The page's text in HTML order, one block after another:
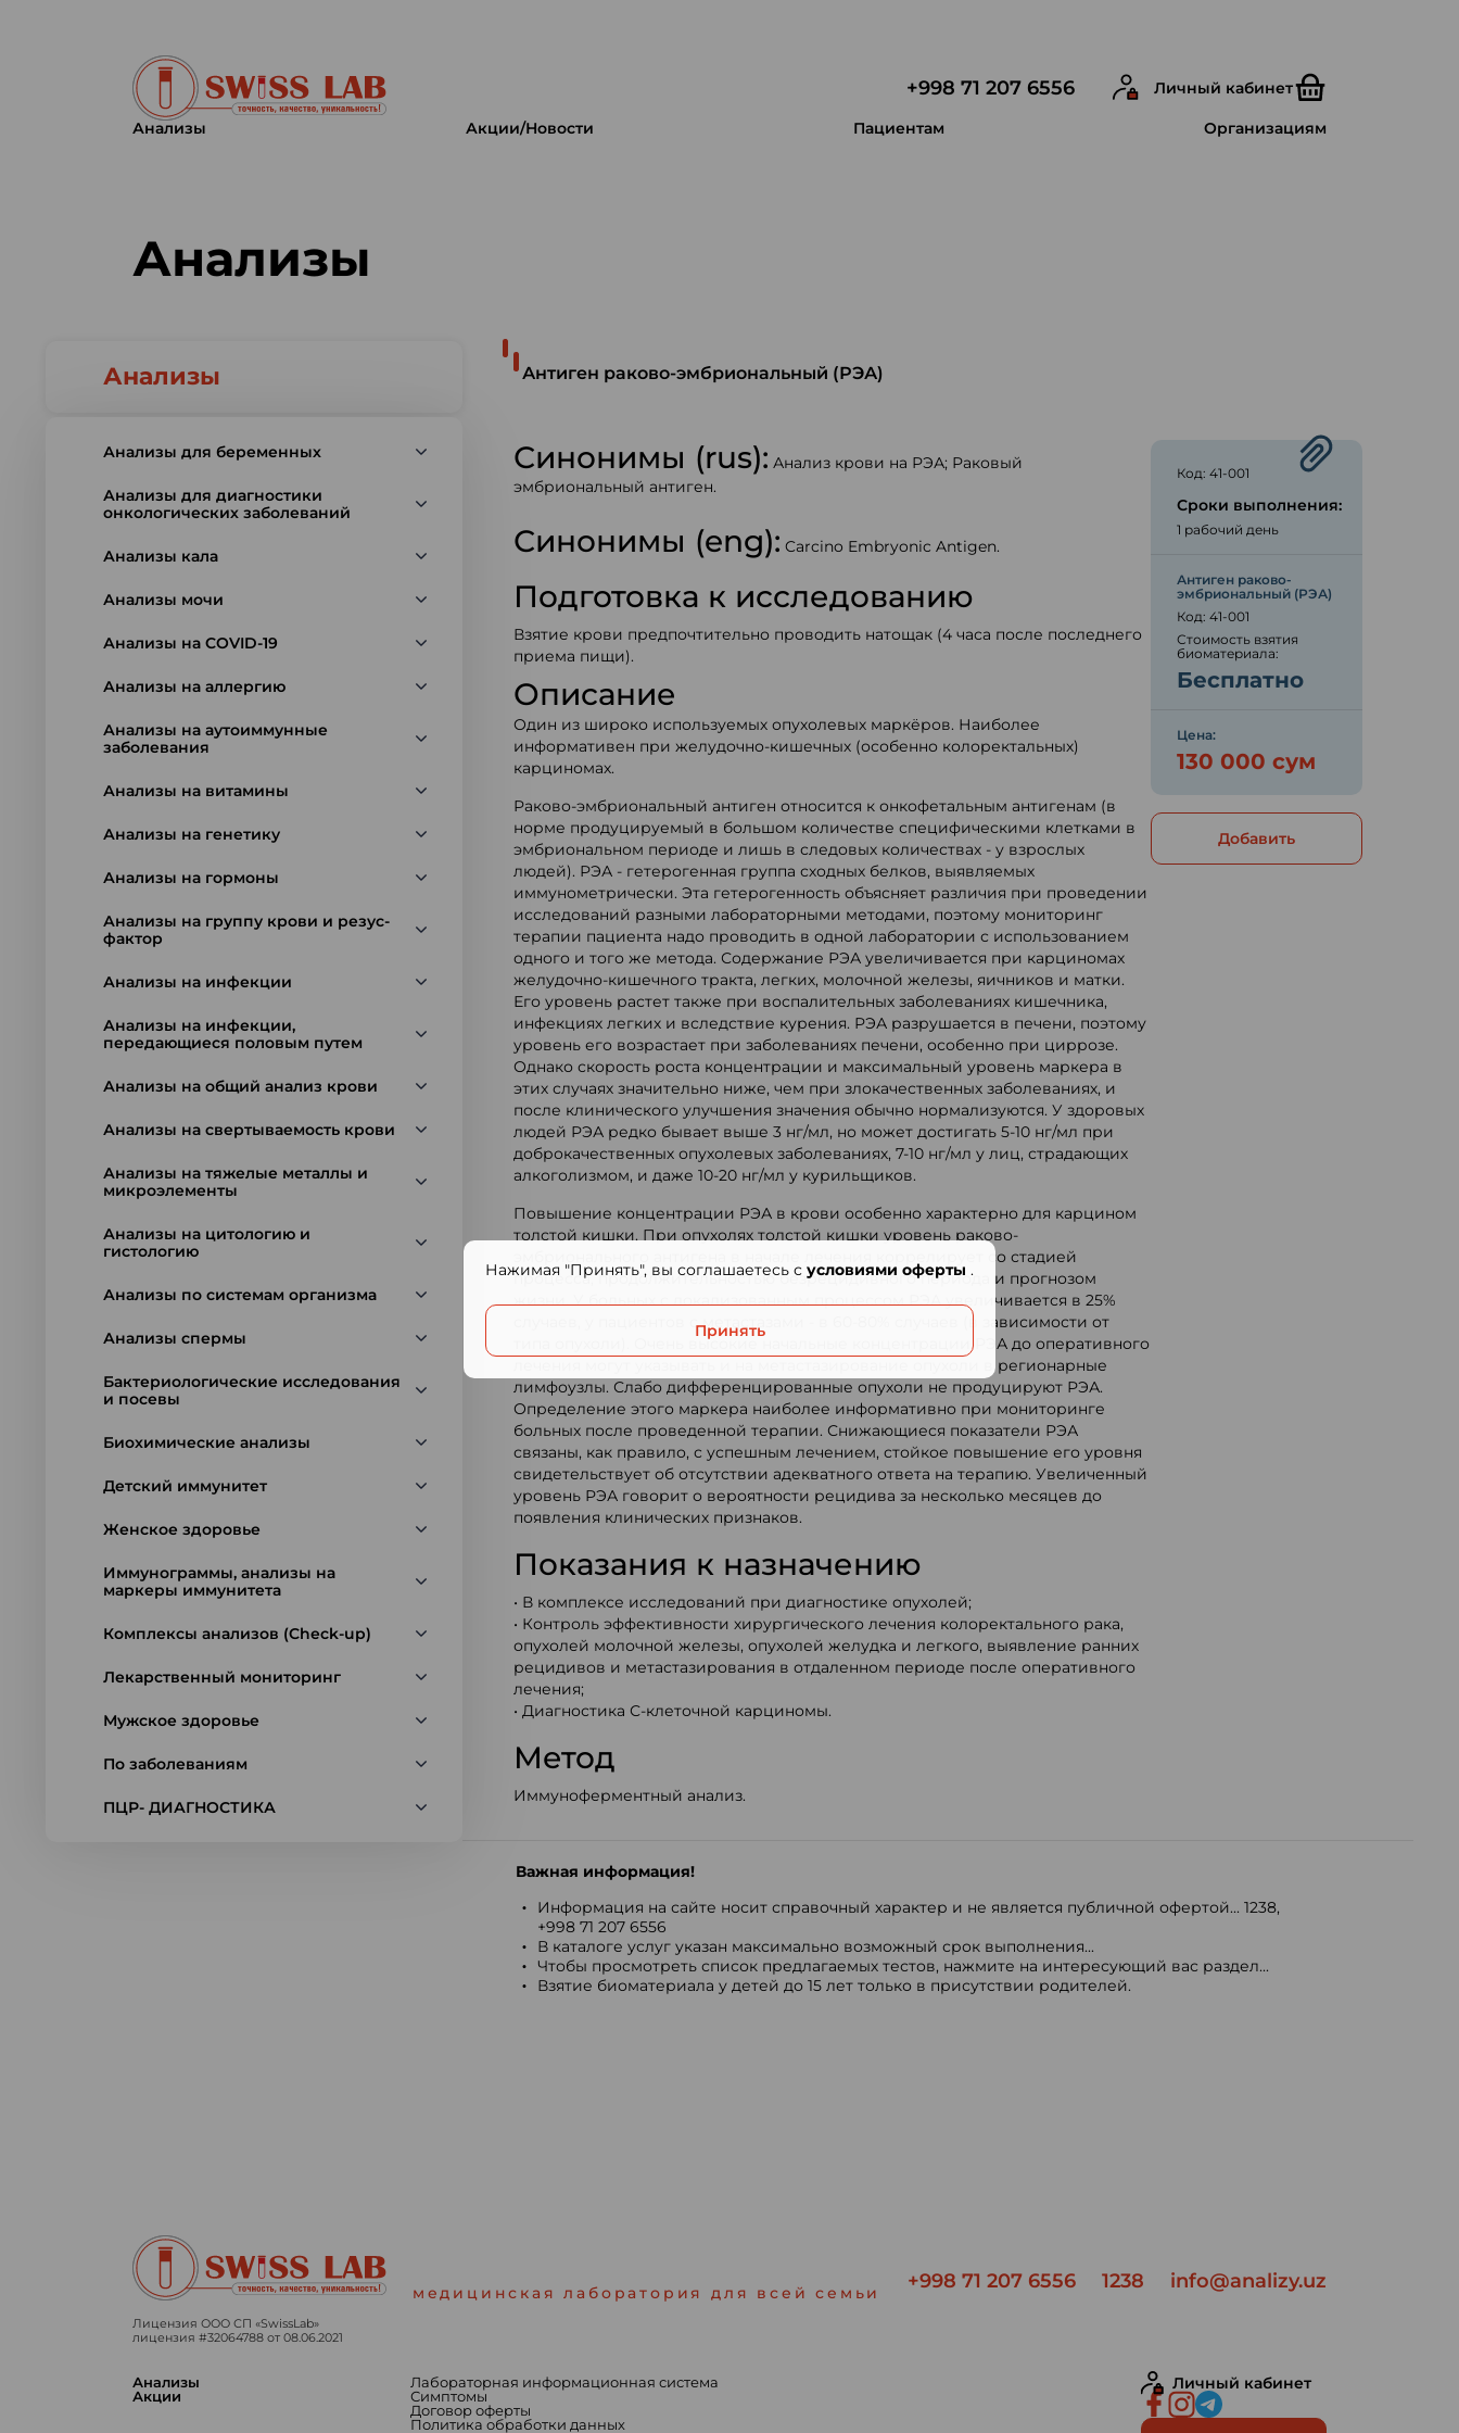
+998 71 207 6556 Личный кабинет
Анализы Акции/Новости Пациентам Организациям
Анализы
Анализы
Анализы для беременных
Анализы для диагностики
онкологических заболеваний
Анализы кала
Анализы мочи
Анализы на COVID-19
Анализы на аллергию
Анализы на аутоиммунные
заболевания
Анализы на витамины
Анализы на генетику
Анализы на гормоны
Анализы на группу крови и резус-
фактор
Анализы на инфекции
Анализы на инфекции,
передающиеся половым путем
Анализы на общий анализ крови
Анализы на свертываемость крови
Анализы на тяжелые металлы и
микроэлементы
Анализы на цитологию и
гистологию
Анализы по системам организма
Анализы спермы
Бактериологические исследования
и посевы
Биохимические анализы
Детский иммунитет
Женское здоровье
Иммунограммы, анализы на
маркеры иммунитета
Комплексы анализов (Check-up)
Лекарственный мониторинг
Мужское здоровье
По заболеваниям
ПЦР- ДИАГНОСТИКА
Антиген раково-эмбриональный (РЭА)
Синонимы (rus): Анализ крови на РЭА; Раковый
эмбриональный антиген.
Синонимы (eng): Carcino Embryonic Antigen.
Подготовка к исследованию
Взятие крови предпочтительно проводить натощак (4 часа после последнего
приема пищи).
Описание
Один из широко используемых опухолевых маркёров. Наиболее
информативен при желудочно-кишечных (особенно колоректальных)
карциномах.
Раково-эмбриональный антиген относится к онкофетальным антигенам (в
норме продуцируемый в большом количестве специфическими клетками в
эмбриональном периоде и лишь в следовых количествах - у взрослых
людей). РЭА - гетерогенная группа сходных белков, выявляемых
иммунометрически. Эта гетерогенность объясняет различия при проведении
исследований разными лабораторными методами, поэтому мониторинг
терапии пациента надо проводить в одной лаборатории с использованием
одного и того же метода. Содержание РЭА увеличивается при карциномах
желудочно-кишечного тракта, легких, молочной железы, яичников и матки.
Его уровень растет также при воспалительных заболеваниях кишечника,
инфекциях легких и вследствие курения. РЭА разрушается в печени, поэтому
уровень его возрастает при заболеваниях печени, особенно при циррозе.
Однако скорость роста концентрации и максимальный уровень маркера в
этих случаях значительно ниже, чем при злокачественных заболеваниях, и
после клинического улучшения значения обычно нормализуются. У здоровых
людей РЭА редко бывает выше 3 нг/мл, но может достигать 5-10 нг/мл при
доброкачественных опухолевых заболеваниях, 7-10 нг/мл у лиц, страдающих
алкоголизмом, и даже 10-20 нг/мл у курильщиков.
Повышение концентрации РЭА в крови особенно характерно для карцином
толстой кишки. При опухолях толстой кишки уровень раково-
эмбрионального антигена в начале лечения коррелирует со стадией
процесса, продолжительностью безрецидивного периода и прогнозом
жизни. У больных с локализованным процессом РЭА увеличивается в 25%
случаев, у пациентов с метастазами - в 60-80% случаев (в зависимости от
типа опухоли). Очень высокие начальные концентрации РЭА до оперативного
лечения могут указывать и на метастазирование опухоли в регионарные
лимфоузлы. Слабо дифференцированные опухоли не продуцируют РЭА.
Определение этого маркера наиболее информативно при мониторинге
больных после проведенной терапии. Снижающиеся показатели РЭА
связаны, как правило, с успешным лечением, стойкое повышение его уровня
свидетельствует об отсутствии адекватного ответа на терапию. Увеличенный
уровень РЭА говорит о вероятности рецидива за несколько месяцев до
появления клинических признаков.
Показания к назначению
• В комплексе исследований при диагностике опухолей;
• Контроль эффективности хирургического лечения колоректального рака,
опухолей молочной железы, опухолей желудка и легкого, выявление ранних
рецидивов и метастазирования в отдаленном периоде после оперативного
лечения;
• Диагностика С-клеточной карциномы.
Метод
Иммуноферментный анализ.
Код: 41-001
Сроки выполнения:
1 рабочий день
Антиген раково-
эмбриональный (РЭА)
Код: 41-001
Стоимость взятия
биоматериала:
Бесплатно
Цена:
130 000 сум
Добавить
Важная информация!
Информация на сайте носит справочный характер и не является публичной офертой... 1238,
+998 71 207 6556
В каталоге услуг указан максимально возможный срок выполнения...
Чтобы просмотреть список предлагаемых тестов, нажмите на интересующий вас раздел...
Взятие биоматериала у детей до 15 лет только в присутствии родителей.
Нажимая "Принять", вы соглашаетесь с условиями оферты .
Принять
медицинская лаборатория для всей семьи +998 71 207 6556 1238 info@analizy.uz
Лицензия ООО СП «SwissLab»
лицензия #32064788 от 08.06.2021
Анализы
Акции
Лабораторная информационная система
Симптомы
Договор оферты
Политика обработки данных
Личный кабинет